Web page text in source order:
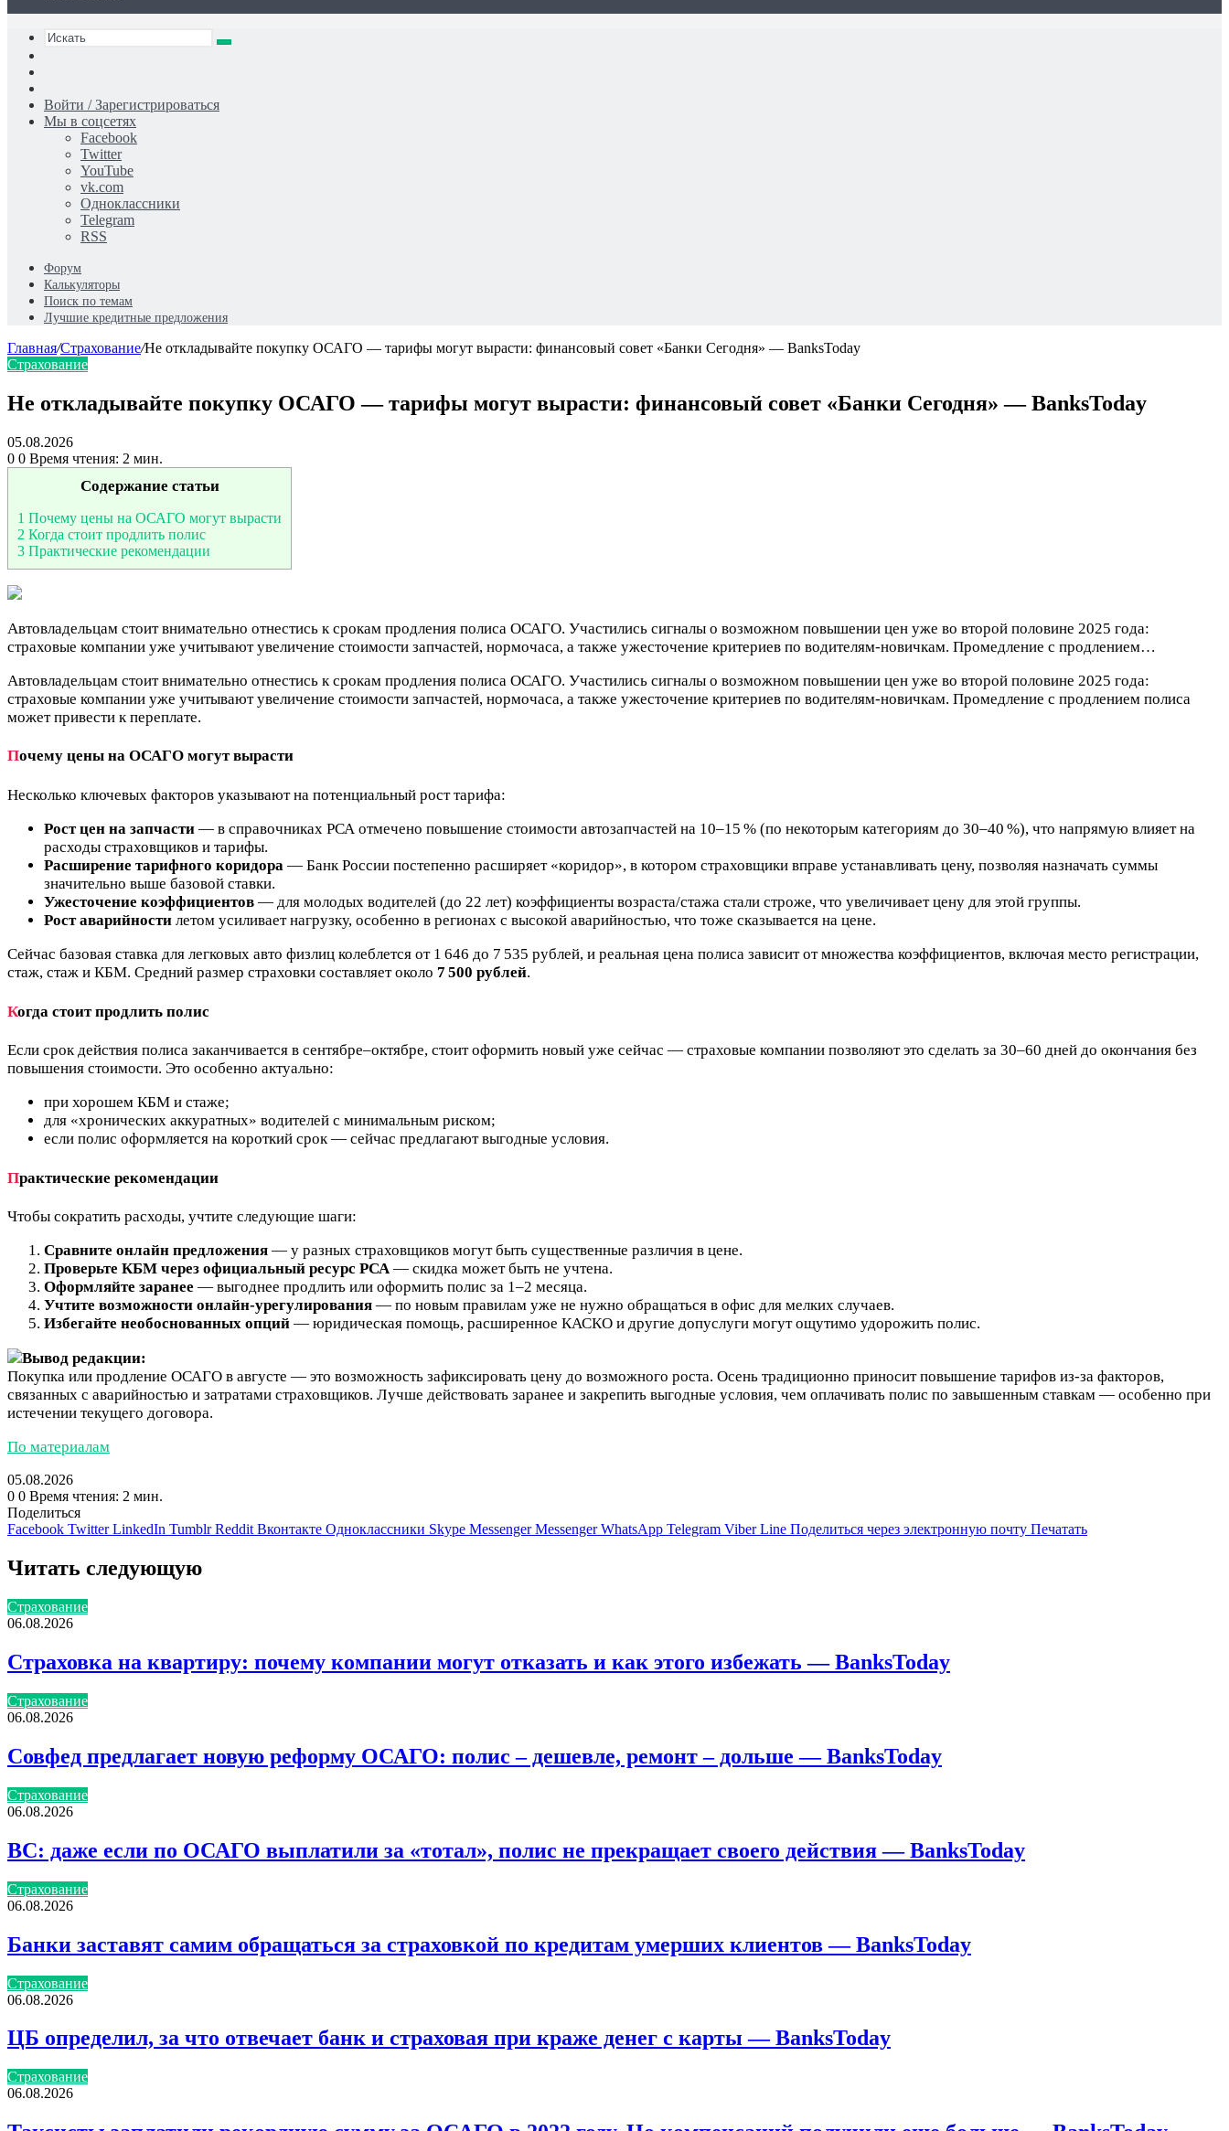
Искать
статья
Войти / Зарегистрироваться
Мы в соцсетях
Facebook
Twitter
YouTube
vk.com
Одноклассники
Telegram
RSS
Форум
Калькуляторы
Поиск по темам
Лучшие кредитные предложения
Главная/Страхование/Не откладывайте покупку ОСАГО — тарифы могут вырасти: финансовый совет «Банки Сегодня» — BanksToday
Страхование
Не откладывайте покупку ОСАГО — тарифы могут вырасти: финансовый совет «Банки Сегодня» — BanksToday
05.08.2026
0 0 Время чтения: 2 мин.
Содержание статьи
1 Почему цены на ОСАГО могут вырасти
2 Когда стоит продлить полис
3 Практические рекомендации
Автовладельцам стоит внимательно отнестись к срокам продления полиса ОСАГО. Участились сигналы о возможном повышении цен уже во второй половине 2025 года:
страховые компании уже учитывают увеличение стоимости запчастей, нормочаса, а также ужесточение критериев по водителям‑новичкам. Промедление с продлением…
Автовладельцам стоит внимательно отнестись к срокам продления полиса ОСАГО. Участились сигналы о возможном повышении цен уже во второй половине 2025 года:
страховые компании уже учитывают увеличение стоимости запчастей, нормочаса, а также ужесточение критериев по водителям‑новичкам. Промедление с продлением полиса
может привести к переплате.
Почему цены на ОСАГО могут вырасти
Несколько ключевых факторов указывают на потенциальный рост тарифа:
Рост цен на запчасти — в справочниках РСА отмечено повышение стоимости автозапчастей на 10–15 % (по некоторым категориям до 30–40 %), что напрямую влияет на
расходы страховщиков и тарифы.
Расширение тарифного коридора — Банк России постепенно расширяет «коридор», в котором страховщики вправе устанавливать цену, позволяя назначать суммы
значительно выше базовой ставки.
Ужесточение коэффициентов — для молодых водителей (до 22 лет) коэффициенты возраста/стажа стали строже, что увеличивает цену для этой группы.
Рост аварийности летом усиливает нагрузку, особенно в регионах с высокой аварийностью, что тоже сказывается на цене.
Сейчас базовая ставка для легковых авто физлиц колеблется от 1 646 до 7 535 рублей, и реальная цена полиса зависит от множества коэффициентов, включая место регистрации,
стаж, стаж и КБМ. Средний размер страховки составляет около 7 500 рублей.
Когда стоит продлить полис
Если срок действия полиса заканчивается в сентябре–октябре, стоит оформить новый уже сейчас — страховые компании позволяют это сделать за 30–60 дней до окончания без
повышения стоимости. Это особенно актуально:
при хорошем КБМ и стаже;
для «хронических аккуратных» водителей с минимальным риском;
если полис оформляется на короткий срок — сейчас предлагают выгодные условия.
Практические рекомендации
Чтобы сократить расходы, учтите следующие шаги:
Сравните онлайн предложения — у разных страховщиков могут быть существенные различия в цене.
Проверьте КБМ через официальный ресурс РСА— скидка может быть не учтена.
Оформляйте заранее — выгоднее продлить или оформить полис за 1–2 месяца.
Учтите возможности онлайн‑урегулирования — по новым правилам уже не нужно обращаться в офис для мелких случаев.
Избегайте необоснованных опций — юридическая помощь, расширенное КАСКО и другие допуслуги могут ощутимо удорожить полис.
Вывод редакции:
Покупка или продление ОСАГО в августе — это возможность зафиксировать цену до возможного роста. Осень традиционно приносит повышение тарифов из-за факторов,
связанных с аварийностью и затратами страховщиков. Лучше действовать заранее и закрепить выгодные условия, чем оплачивать полис по завышенным ставкам — особенно при
истечении текущего договора.
По материалам
05.08.2026
0 0 Время чтения: 2 мин.
Поделиться
Facebook Twitter LinkedIn Tumblr Reddit Вконтакте Одноклассники Skype Messenger Messenger WhatsApp Telegram Viber Line Поделиться через электронную почту Печатать
Читать следующую
Страхование
06.08.2026
Страховка на квартиру: почему компании могут отказать и как этого избежать — BanksToday
Страхование
06.08.2026
Совфед предлагает новую реформу ОСАГО: полис – дешевле, ремонт – дольше — BanksToday
Страхование
06.08.2026
ВС: даже если по ОСАГО выплатили за «тотал», полис не прекращает своего действия — BanksToday
Страхование
06.08.2026
Банки заставят самим обращаться за страховкой по кредитам умерших клиентов — BanksToday
Страхование
06.08.2026
ЦБ определил, за что отвечает банк и страховая при краже денег с карты — BanksToday
Страхование
06.08.2026